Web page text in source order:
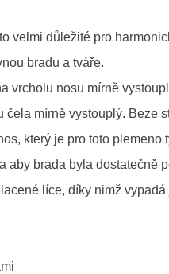
velmi důležité pro
bradu a tváře.
vrcholu nosu mírně
čela mírně vystouplý. Beze
který je pro toto
aby brada byla dostatečně
líce, díky nimž